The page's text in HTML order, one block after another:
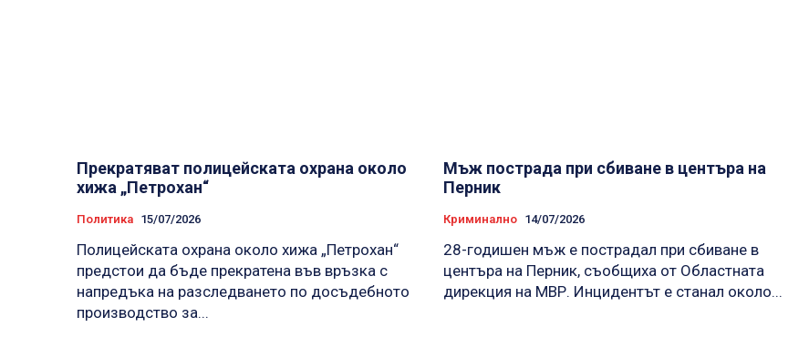
Прекратяват полицейската охрана около
хижа „Петрохан“
Политика 15/07/2026
Полицейската охрана около хижа „Петрохан“
предстои да бъде прекратена във връзка с
напредъка на разследването по досъдебното
производство за...
Мъж пострада при сбиване в центъра на
Перник
Криминално 14/07/2026
28-годишен мъж е пострадал при сбиване в
центъра на Перник, съобщиха от Областната
дирекция на МВР. Инцидентът е станал около...